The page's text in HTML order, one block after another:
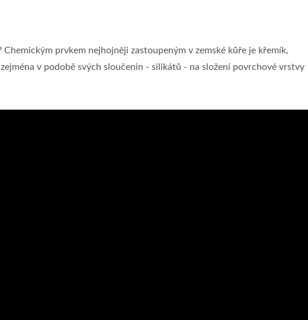
Chemickým prvkem nejhojněji zastoupeným v zemské kůře je křemík,
v podobě svých sloučenin - silikátů - na složení povrchové vrstvy